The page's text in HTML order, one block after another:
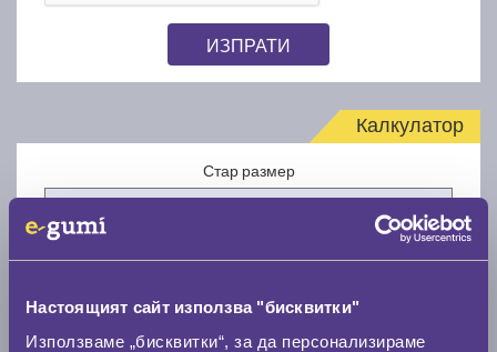
Настоящият сайт използва "бисквитки"
Използваме „бисквитки“, за да персонализираме
ИЗПРАТИ
Калкулатор
Стар размер
Нов размер